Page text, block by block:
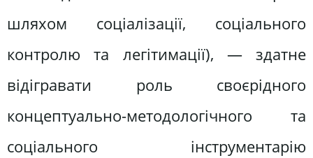
шляхом соціалізації, соціального
контролю та легітимації), — здатне
відігравати роль своєрідного
концептуально-методологічного та
соціального інструментарію